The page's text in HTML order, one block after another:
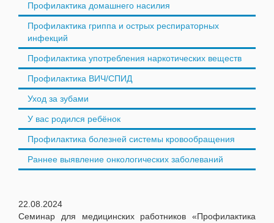
Профилактика домашнего насилия
Профилактика гриппа и острых респираторных
инфекций
Профилактика употребления наркотических веществ
Профилактика ВИЧ/СПИД
Уход за зубами
У вас родился ребёнок
Профилактика болезней системы кровообращения
Раннее выявление онкологических заболеваний
22.08.2024
Семинар для медицинских работников «Профилактика